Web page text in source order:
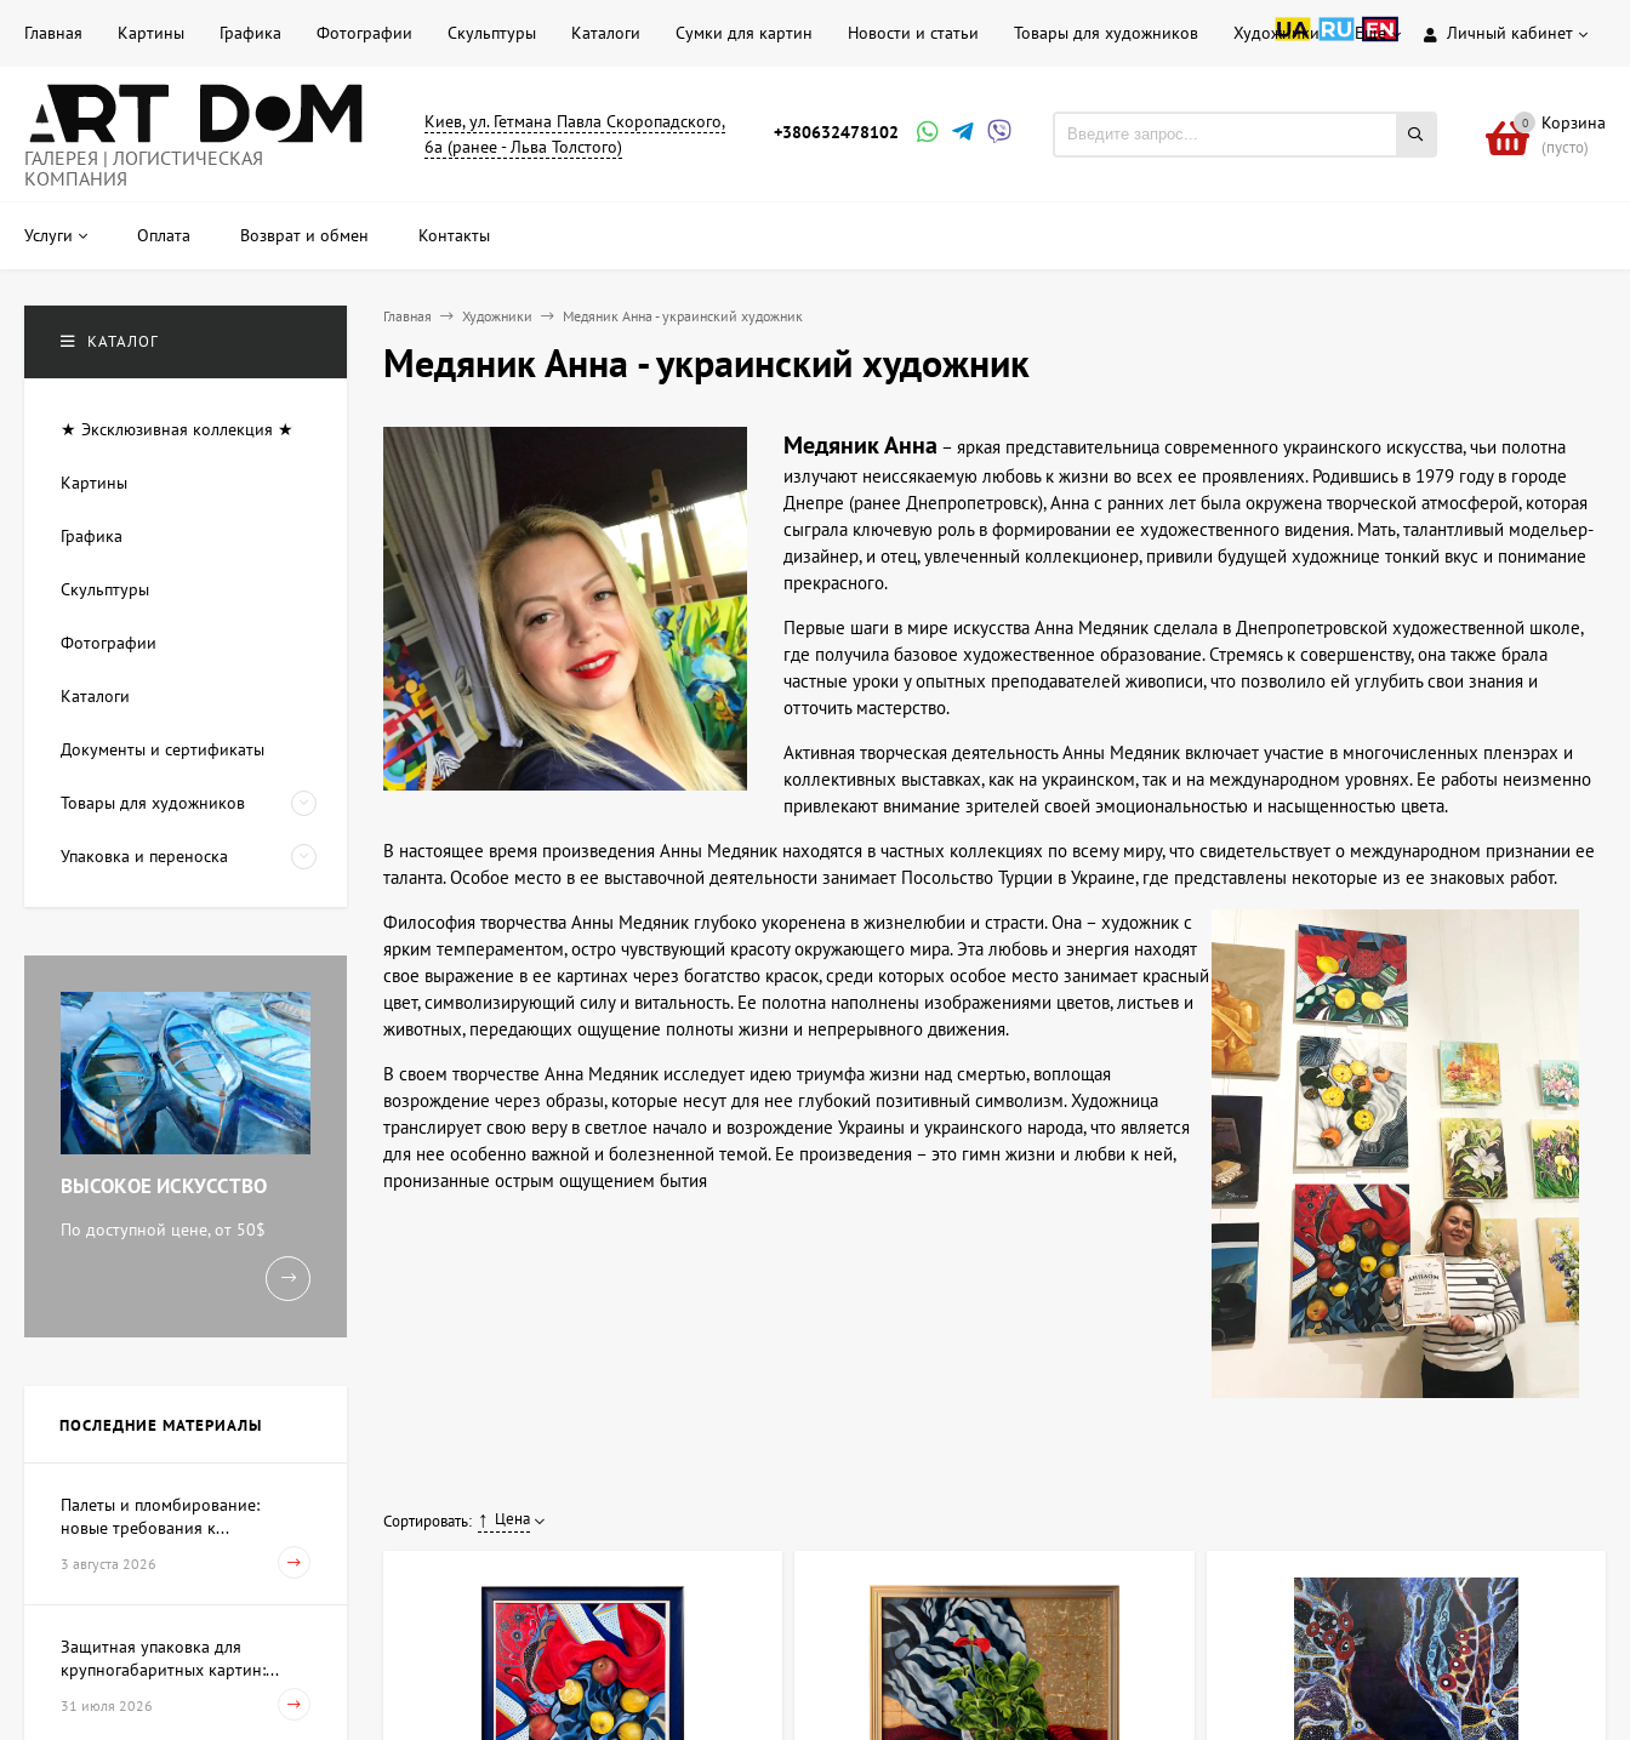
Личный кабинет
Главная Картины Графика Фотографии Скульптуры Каталоги Сумки для картин Новости и статьи Товары для художников Художники Еще
ГАЛЕРЕЯ | ЛОГИСТИЧЕСКАЯ
КОМПАНИЯ
Киев, ул. Гетмана Павла Скоропадского,
6а (ранее - Льва Толстого)
+380632478102 0 Корзина
(пусто)
Услуги Оплата Возврат и обмен Контакты
Главная Художники Медяник Анна - украинский художник
Медяник Анна - украинский художник
Медяник Анна – яркая представительница современного украинского искусства, чьи полотна
излучают неиссякаемую любовь к жизни во всех ее проявлениях. Родившись в 1979 году в городе
Днепре (ранее Днепропетровск), Анна с ранних лет была окружена творческой атмосферой, которая
сыграла ключевую роль в формировании ее художественного видения. Мать, талантливый модельер-
дизайнер, и отец, увлеченный коллекционер, привили будущей художнице тонкий вкус и понимание
прекрасного.
Первые шаги в мире искусства Анна Медяник сделала в Днепропетровской художественной школе,
где получила базовое художественное образование. Стремясь к совершенству, она также брала
частные уроки у опытных преподавателей живописи, что позволило ей углубить свои знания и
отточить мастерство.
Активная творческая деятельность Анны Медяник включает участие в многочисленных пленэрах и
коллективных выставках, как на украинском, так и на международном уровнях. Ее работы неизменно
привлекают внимание зрителей своей эмоциональностью и насыщенностью цвета.
В настоящее время произведения Анны Медяник находятся в частных коллекциях по всему миру, что свидетельствует о международном признании ее
таланта. Особое место в ее выставочной деятельности занимает Посольство Турции в Украине, где представлены некоторые из ее знаковых работ.
Философия творчества Анны Медяник глубоко укоренена в жизнелюбии и страсти. Она – художник с
ярким темпераментом, остро чувствующий красоту окружающего мира. Эта любовь и энергия находят
свое выражение в ее картинах через богатство красок, среди которых особое место занимает красный
цвет, символизирующий силу и витальность. Ее полотна наполнены изображениями цветов, листьев и
животных, передающих ощущение полноты жизни и непрерывного движения.
В своем творчестве Анна Медяник исследует идею триумфа жизни над смертью, воплощая
возрождение через образы, которые несут для нее глубокий позитивный символизм. Художница
транслирует свою веру в светлое начало и возрождение Украины и украинского народа, что является
для нее особенно важной и болезненной темой. Ее произведения – это гимн жизни и любви к ней,
пронизанные острым ощущением бытия
Сортировать: Цена
КАТАЛОГ
★ Эксклюзивная коллекция ★
Картины
Графика
Скульптуры
Фотографии
Каталоги
Документы и сертификаты
Товары для художников
Упаковка и переноска
ВЫСОКОЕ ИСКУССТВО
По доступной цене, от 50$
ПОСЛЕДНИЕ МАТЕРИАЛЫ
Палеты и пломбирование:
новые требования к...
3 августа 2026
Защитная упаковка для
крупногабаритных картин:...
31 июля 2026